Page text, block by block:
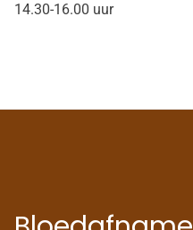
14.30-16.00 uur